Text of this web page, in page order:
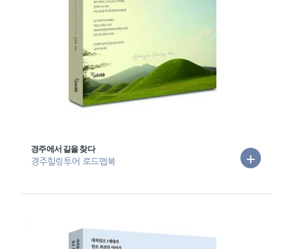
경주에서 길을 찾다
경주힐링투어 로드맵북